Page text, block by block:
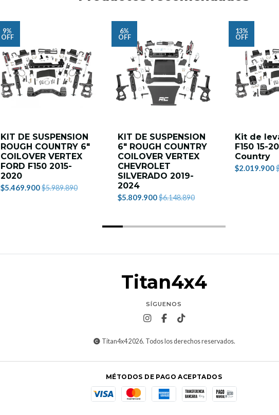
9%
OFF
KIT DE SUSPENSION
ROUGH COUNTRY 6″
COILOVER VERTEX
FORD F150 2015-
2020
$5.469.900$5.989.890
6%
OFF
KIT DE SUSPENSION
6" ROUGH COUNTRY
COILOVER VERTEX
CHEVROLET
SILVERADO 2019-
2024
$5.809.900$6.148.890
13%
OFF
Kit de
F150 15-
Country
$2.019.900
Titan4x4
SÍGUENOS
Titan4x4 2026. Todos los derechos reservados.
MÉTODOS DE PAGO ACEPTADOS